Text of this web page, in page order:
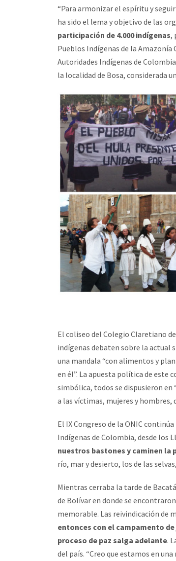
“Para armonizar el espíritu y
ha sido el lema y objetivo de las
participación de 4.000 indígenas,
Pueblos Indígenas de la
Autoridades Indígenas de
la localidad de Bosa, considerada
El coliseo del Colegio Claretiano
indígenas debaten sobre la actual
una mandala “con alimentos y
en él”. La apuesta política de este
simbólica, todos se dispusieron
a las víctimas, mujeres y
El IX Congreso de la ONIC
Indígenas de Colombia, desde los
nuestros bastones y caminen la
río, mar y desierto, los de las
Mientras cerraba la tarde de
de Bolívar en donde se
memorable. Las reivindicación de
entonces con el campamento
proceso de paz salga adelante.
del país. “Creo que estamos en